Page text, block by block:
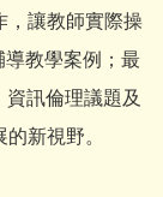
，讓教師實際操
教學案例；最
訊倫理議題及
新視野。